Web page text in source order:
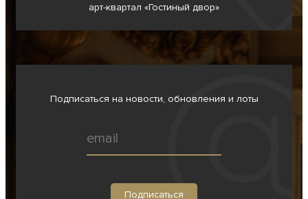
арт-квартал «Гостиный двор»
Подписаться на новости, обновления и лоты